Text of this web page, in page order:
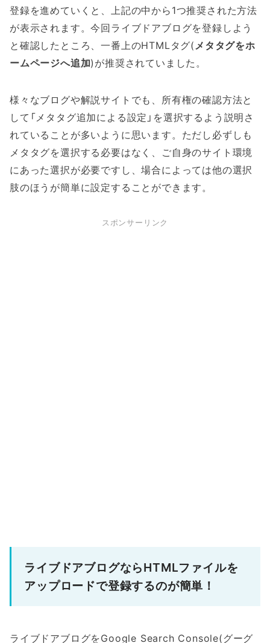
登録を進めていくと、上記の中から1つ推奨された方法
が表示されます。今回ライブドアブログを登録しよう
と確認したところ、一番上のHTMLタグ(メタタグをホ
ームページへ追加)が推奨されていました。
様々なブログや解説サイトでも、所有権の確認方法と
して「メタタグ追加による設定」を選択するよう説明さ
れていることが多いように思います。ただし必ずしも
メタタグを選択する必要はなく、ご自身のサイト環境
にあった選択が必要ですし、場合によっては他の選択
肢のほうが簡単に設定することができます。
スポンサーリンク
ライブドアブログならHTMLファイルを
アップロードで登録するのが簡単！
ライブドアブログをGoogle Search Console(グーグ